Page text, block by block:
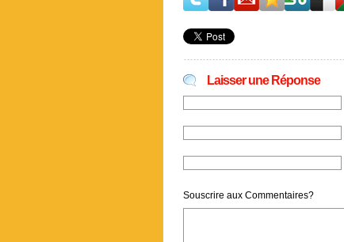
Laisser une Réponse
Souscrire aux Commentaires?